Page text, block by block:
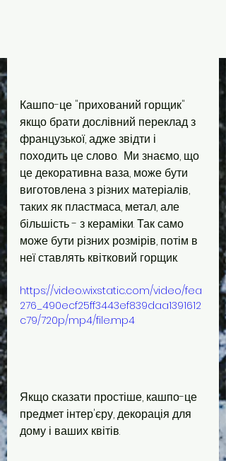
Кашпо-це "прихований горщик"
якщо брати дослівний переклад з
французької, адже звідти і
походить це слово.  Ми знаємо, що
це декоративна ваза, може бути
виготовлена з різних матеріалів,
таких як пластмаса, метал, але
більшість - з кераміки. Так само
може бути різних розмірів, потім в
неї ставлять квітковий горщик.
https://video.wixstatic.com/video/fea
276_490ecf25ff3443ef839daa1391612
c79/720p/mp4/file.mp4
Якщо сказати простіше, кашпо-це
предмет інтер'єру, декорація для
дому і ваших квітів.